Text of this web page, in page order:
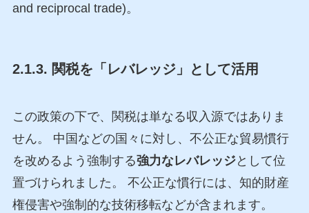
and reciprocal trade)。
2.1.3. 関税を「レバレッジ」として活用
この政策の下で、関税は単なる収入源ではありま
せん。 中国などの国々に対し、不公正な貿易慣行
を改めるよう強制する強力なレバレッジとして位
置づけられました。 不公正な慣行には、知的財産
権侵害や強制的な技術移転などが含まれます。